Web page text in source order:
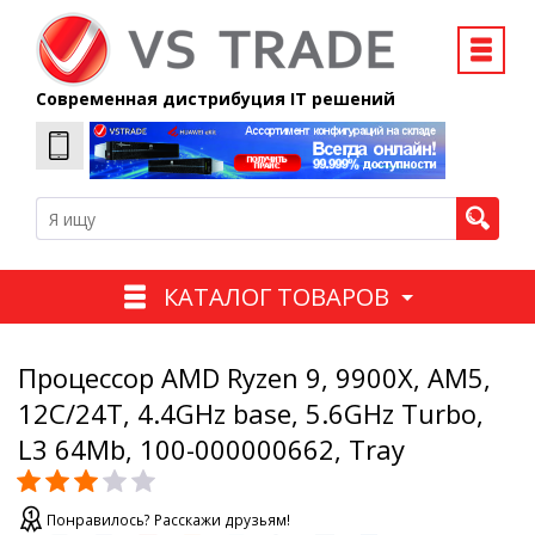
Современная дистрибуция IT решений
КАТАЛОГ ТОВАРОВ
Процессор AMD Ryzen 9, 9900X, AM5,
12C/24T, 4.4GHz base, 5.6GHz Turbo,
L3 64Mb, 100-000000662, Tray
Понравилось? Расскажи друзьям!